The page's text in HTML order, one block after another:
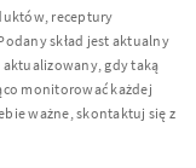
receptury
skład jest aktualny
gdy taką
monitorować każdej
ważne, skontaktuj się z